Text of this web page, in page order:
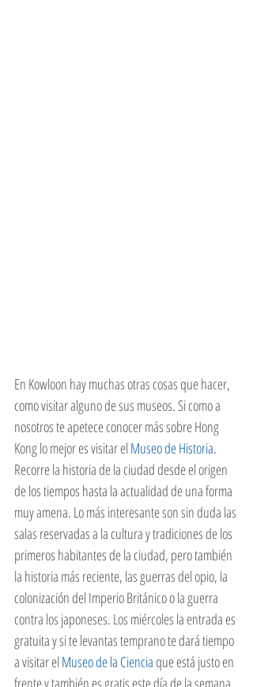
En Kowloon hay muchas otras cosas que hacer,
como visitar alguno de sus museos. Si como a
nosotros te apetece conocer más sobre Hong
Kong lo mejor es visitar el Museo de Historia.
Recorre la historia de la ciudad desde el origen
de los tiempos hasta la actualidad de una forma
muy amena. Lo más interesante son sin duda las
salas reservadas a la cultura y tradiciones de los
primeros habitantes de la ciudad, pero también
la historia más reciente, las guerras del opio, la
colonización del Imperio Británico o la guerra
contra los japoneses. Los miércoles la entrada es
gratuita y si te levantas temprano te dará tiempo
a visitar el Museo de la Ciencia que está justo en
frente y también es gratis este día de la semana.